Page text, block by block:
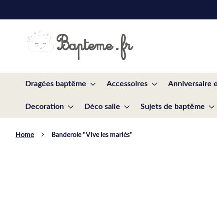
to
Dragées baptême Accessoires Anniversaire
Decoration Déco salle Sujets de baptême
Home Banderole "Vive les mariés"